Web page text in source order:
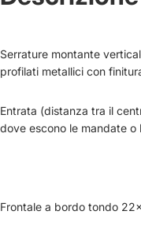
Serrature montante
profilati metallici con
Entrata (distanza tra il
dove escono le mandate o
Frontale a bordo tondo